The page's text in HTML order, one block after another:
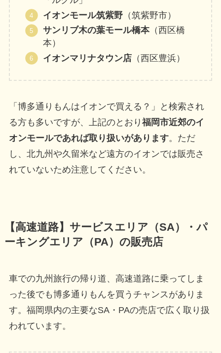
イオンモール筑紫野 （筑紫野市）
サンリブ木の葉モール橋本（西区橋
本）
イオンマリナタウン店 （西区豊浜）
「博多通りもんはイオンで買える？」と検索され
る方も多いですが、上記のとおり 福岡市近郊のイ
オンモールであれば取り扱いがあります。ただ
し、北九州や久留米など遠方のイオンでは販売さ
れていないため注意してください。
【高速道路】サービスエリア（SA）・パ
ーキングエリア（PA）の販売店
車での九州旅行の帰り道、高速道路に乗ってしま
った後でも博多通りもんを買うチャンスがありま
す。福岡県内の主要なSA・PAの売店で広く取り扱
われています。